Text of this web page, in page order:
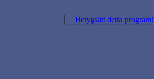
Betygsätt detta program!